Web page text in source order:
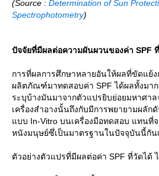
(Source : Determination of Sun
Spectrophotometry)
ปัจจัยที่มีผลต่อความผันผวนของค่า SPF
การที่ผลการศึกษาหลายอันให้ผลที่ขัดแย้
ผลิตภัณฑ์มาทดสอบค่า SPF ได้ผลทั้งมา
ระบุบ้างมันมาจากตัวแปรยิบย่อยมหาศา
เครื่องสำอางนั้นถึงกับมีการพยายามผลัก
บบ In-Vitro บนเครื่องมือทดสอบ แทนที่
หนังมนุษย์ซึ่เป็นมาตรฐานในปัจจุบันนี้กัน
ตัวอย่างตัวแปรที่มีผลต่อค่า SPF ที่วัดได้